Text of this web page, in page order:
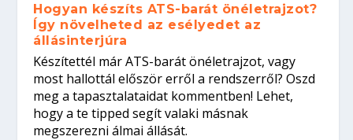
Hogyan készíts ATS-barát önéletrajzot?
Így növelheted az esélyedet az
állásinterjúra
Készítettél már ATS-barát önéletrajzot, vagy
most hallottál először erről a rendszerről? Oszd
meg a tapasztalataidat kommentben! Lehet,
hogy a te tipped segít valaki másnak
megszerezni álmai állását.